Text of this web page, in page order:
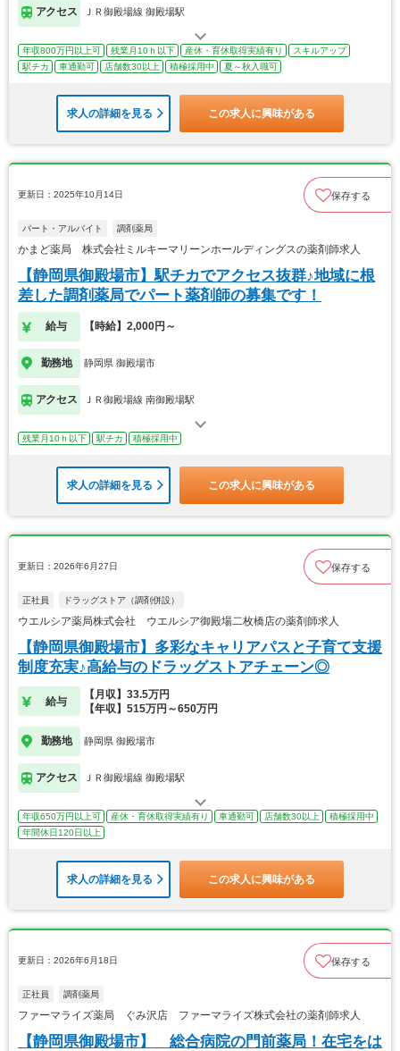
アクセス ＪＲ御殿場線 御殿場駅
年収800万円以上可 残業月10ｈ以下 産休・育休取得実績有り
スキルアップ
駅チカ
車通勤可 店舗数30以上 積極採用中 夏～秋入職可
求人の詳細を見る この求人に興味がある
更新日：2025年10月14日 保存する
パート・アルバイト 調剤薬局
かまど薬局 株式会社ミルキーマリーンホールディングスの薬剤師求人
【静岡県御殿場市】駅チカでアクセス抜群♪地域に根
差した調剤薬局でパート薬剤師の募集です！
給与 【時給】2,000円～
勤務地 静岡県 御殿場市
アクセス ＪＲ御殿場線 南御殿場駅
残業月10ｈ以下 駅チカ 積極採用中
求人の詳細を見る この求人に興味がある
更新日：2026年6月27日 保存する
正社員 ドラッグストア（調剤併設）
ウエルシア薬局株式会社 ウエルシア御殿場二枚橋店の薬剤師求人
【静岡県御殿場市】多彩なキャリアパスと子育て支援
制度充実♪高給与のドラッグストアチェーン◎
給与
【月収】33.5万円
【年収】515万円～650万円
勤務地 静岡県 御殿場市
アクセス ＪＲ御殿場線 御殿場駅
年収650万円以上可 産休・育休取得実績有り 車通勤可 店舗数30以上
積極採用中
年間休日120日以上
求人の詳細を見る この求人に興味がある
更新日：2026年6月18日 保存する
正社員 調剤薬局
ファーマライズ薬局 ぐみ沢店 ファーマライズ株式会社の薬剤師求人
【静岡県御殿場市】 総合病院の門前薬局！在宅をは